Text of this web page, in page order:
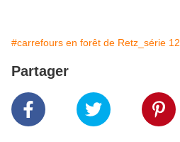
#carrefours en forêt de Retz_série 12
Partager